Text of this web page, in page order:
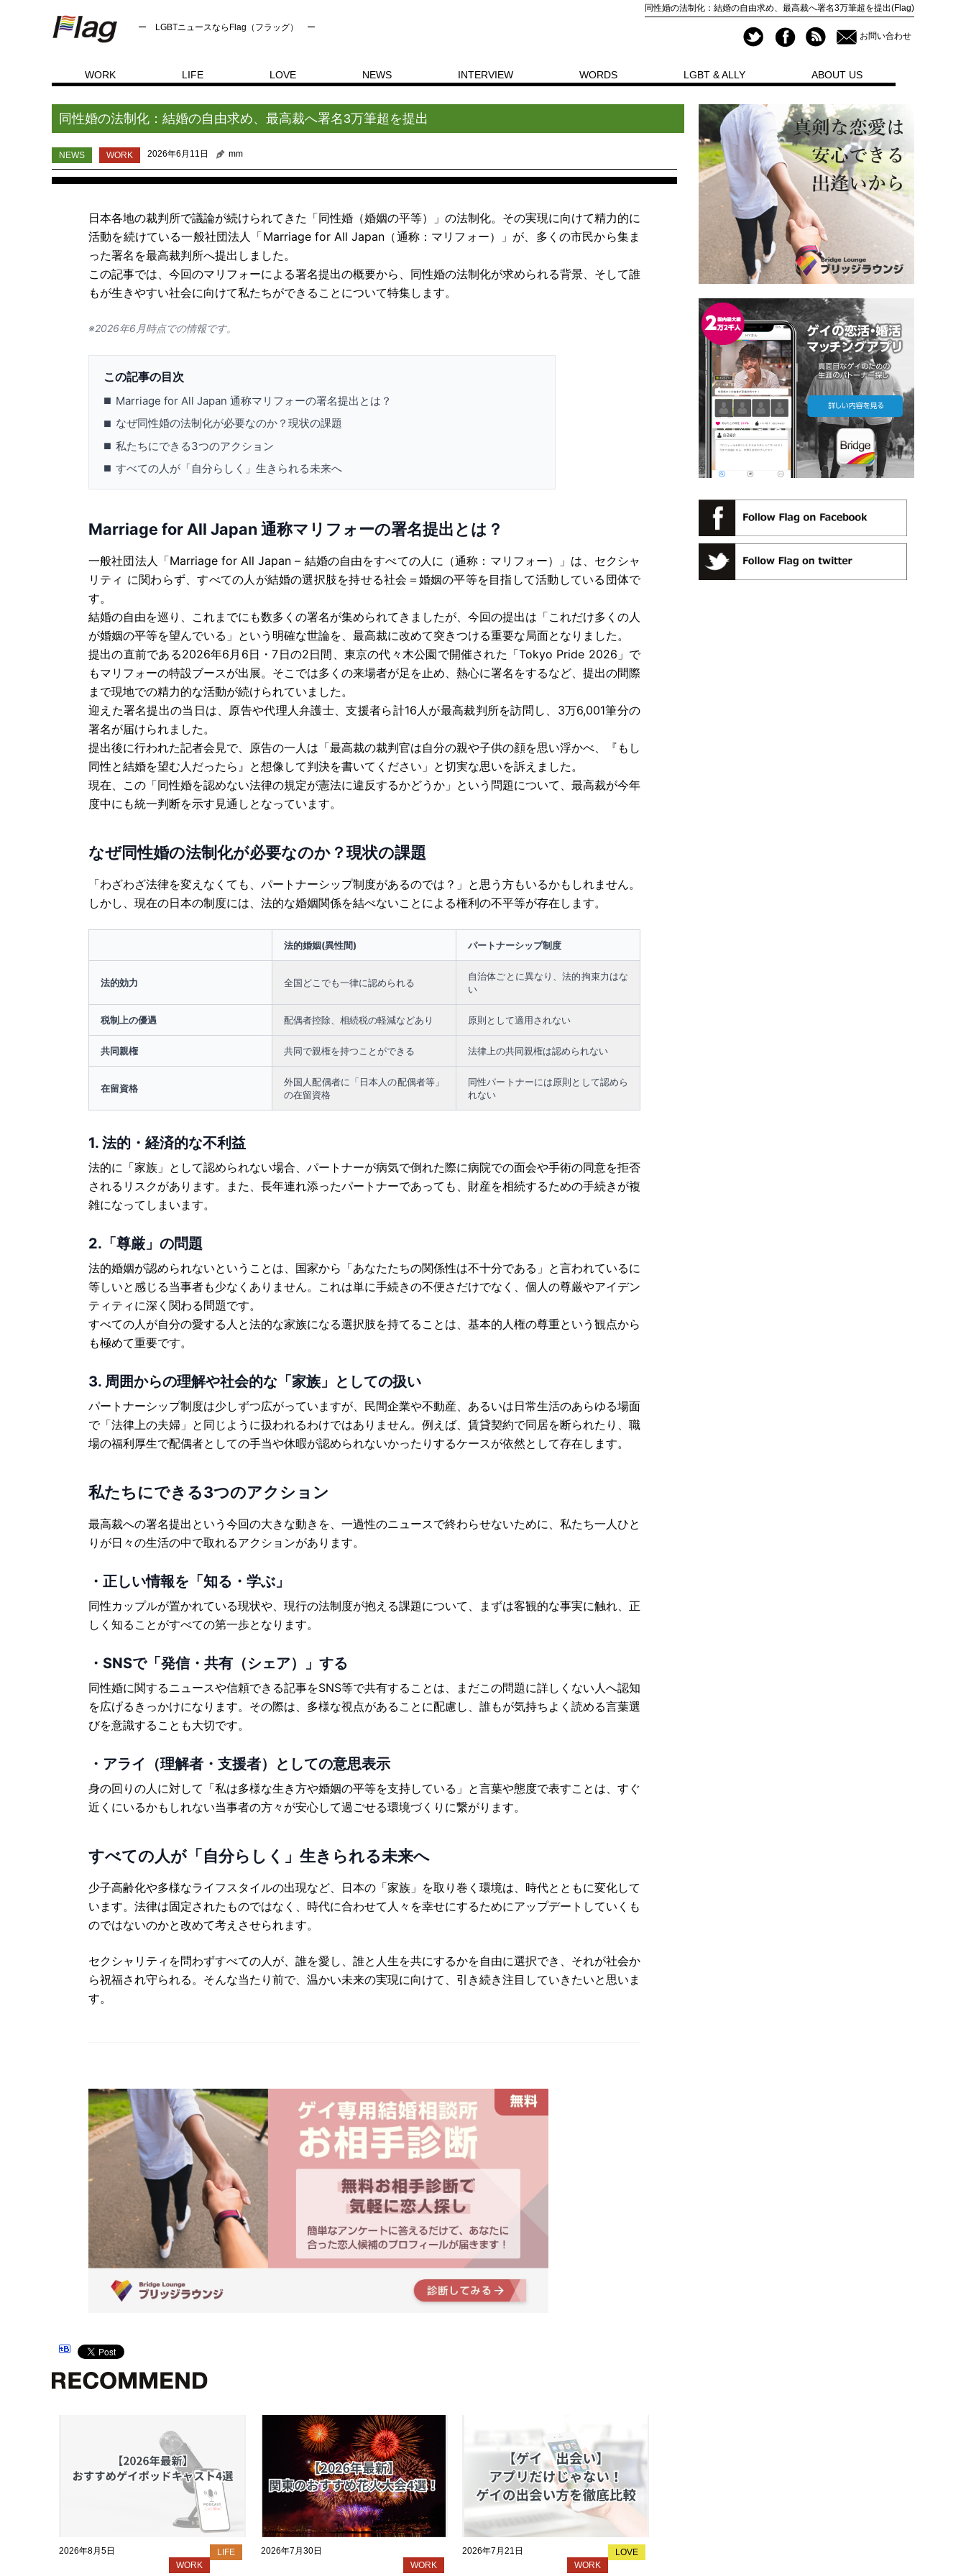
同性婚の法制化：結婚の自由求め、最高裁へ署名3万筆超を提出(Flag)
ー LGBTニュースならFlag（フラッグ） ー
お問い合わせ
WORK LIFE LOVE NEWS INTERVIEW WORDS LGBT & ALLY ABOUT US
トップページ NEWS 同性婚の法制化：結婚の自由求め、最高裁へ署名3万筆超を提出
同性婚の法制化：結婚の自由求め、最高裁へ署名3万筆超を提出
NEWS WORK 2026年6月11日 mm
日本各地の裁判所で議論が続けられてきた「同性婚（婚姻の平等）」の法制化。その実現に向けて精力的に
活動を続けている一般社団法人「Marriage for All Japan（通称：マリフォー）」が、多くの市民から集ま
った署名を最高裁判所へ提出しました。
この記事では、今回のマリフォーによる署名提出の概要から、同性婚の法制化が求められる背景、そして誰
もが生きやすい社会に向けて私たちができることについて特集します。
※2026年6月時点での情報です。
この記事の目次
■ Marriage for All Japan 通称マリフォーの署名提出とは？
■ なぜ同性婚の法制化が必要なのか？現状の課題
■ 私たちにできる3つのアクション
■ すべての人が「自分らしく」生きられる未来へ
Marriage for All Japan 通称マリフォーの署名提出とは？
一般社団法人「Marriage for All Japan – 結婚の自由をすべての人に（通称：マリフォー）」は、セクシャ
リティ に関わらず、すべての人が結婚の選択肢を持せる社会＝婚姻の平等を目指して活動している団体で
す。
結婚の自由を巡り、これまでにも数多くの署名が集められてきましたが、今回の提出は「これだけ多くの人
が婚姻の平等を望んでいる」という明確な世論を、最高裁に改めて突きつける重要な局面となりました。
提出の直前である2026年6月6日・7日の2日間、東京の代々木公園で開催された「Tokyo Pride 2026」で
もマリフォーの特設ブースが出展。そこでは多くの来場者が足を止め、熱心に署名をするなど、提出の間際
まで現地での精力的な活動が続けられていました。
迎えた署名提出の当日は、原告や代理人弁護士、支援者ら計16人が最高裁判所を訪問し、3万6,001筆分の
署名が届けられました。
提出後に行われた記者会見で、原告の一人は「最高裁の裁判官は自分の親や子供の顔を思い浮かべ、『もし
同性と結婚を望む人だったら』と想像して判決を書いてください」と切実な思いを訴えました。
現在、この「同性婚を認めない法律の規定が憲法に違反するかどうか」という問題について、最高裁が今年
度中にも統一判断を示す見通しとなっています。
なぜ同性婚の法制化が必要なのか？現状の課題
「わざわざ法律を変えなくても、パートナーシップ制度があるのでは？」と思う方もいるかもしれません。
しかし、現在の日本の制度には、法的な婚姻関係を結べないことによる権利の不平等が存在します。
法的婚姻(異性間) パートナーシップ制度
法的効力 全国どこでも一律に認められる
自治体ごとに異なり、法的拘束力はな
い
税制上の優遇 配偶者控除、相続税の軽減などあり 原則として適用されない
共同親権 共同で親権を持つことができる 法律上の共同親権は認められない
在留資格
外国人配偶者に「日本人の配偶者等」
の在留資格
同性パートナーには原則として認めら
れない
1. 法的・経済的な不利益
法的に「家族」として認められない場合、パートナーが病気で倒れた際に病院での面会や手術の同意を拒否
されるリスクがあります。また、長年連れ添ったパートナーであっても、財産を相続するための手続きが複
雑になってしまいます。
2.「尊厳」の問題
法的婚姻が認められないということは、国家から「あなたたちの関係性は不十分である」と言われているに
等しいと感じる当事者も少なくありません。これは単に手続きの不便さだけでなく、個人の尊厳やアイデン
ティティに深く関わる問題です。
すべての人が自分の愛する人と法的な家族になる選択肢を持てることは、基本的人権の尊重という観点から
も極めて重要です。
3. 周囲からの理解や社会的な「家族」としての扱い
パートナーシップ制度は少しずつ広がっていますが、民間企業や不動産、あるいは日常生活のあらゆる場面
で「法律上の夫婦」と同じように扱われるわけではありません。例えば、賃貸契約で同居を断られたり、職
場の福利厚生で配偶者としての手当や休暇が認められないかったりするケースが依然として存在します。
私たちにできる3つのアクション
最高裁への署名提出という今回の大きな動きを、一過性のニュースで終わらせないために、私たち一人ひと
りが日々の生活の中で取れるアクションがあります。
・正しい情報を「知る・学ぶ」
同性カップルが置かれている現状や、現行の法制度が抱える課題について、まずは客観的な事実に触れ、正
しく知ることがすべての第一歩となります。
・SNSで「発信・共有（シェア）」する
同性婚に関するニュースや信頼できる記事をSNS等で共有することは、まだこの問題に詳しくない人へ認知
を広げるきっかけになります。その際は、多様な視点があることに配慮し、誰もが気持ちよく読める言葉選
びを意識することも大切です。
・アライ（理解者・支援者）としての意思表示
身の回りの人に対して「私は多様な生き方や婚姻の平等を支持している」と言葉や態度で表すことは、すぐ
近くにいるかもしれない当事者の方々が安心して過ごせる環境づくりに繋がります。
すべての人が「自分らしく」生きられる未来へ
少子高齢化や多様なライフスタイルの出現など、日本の「家族」を取り巻く環境は、時代とともに変化して
います。法律は固定されたものではなく、時代に合わせて人々を幸せにするためにアップデートしていくも
のではないのかと改めて考えさせられます。
セクシャリティを問わずすべての人が、誰を愛し、誰と人生を共にするかを自由に選択でき、それが社会か
ら祝福され守られる。そんな当たり前で、温かい未来の実現に向けて、引き続き注目していきたいと思いま
す。
2026年8月5日
LIFE
WORK
2026年7月30日
WORK
2026年7月21日
LOVE
WORK